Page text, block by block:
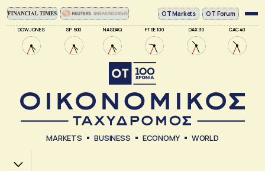
DOW JONES SP 500 NASDAQ FTSE 100 DAX 30 CAC 40
ΟΤ Markets OT Forum
MARKETS BUSINESS ECONOMY WORLD
Χ.Α.